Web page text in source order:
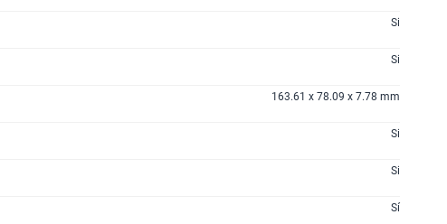
Si
Si
163.61 x 78.09 x 7.78 mm
Si
Si
Sí